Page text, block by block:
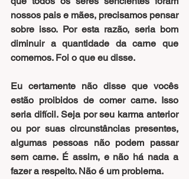
nossos pais e mães, precisamos pensar
sobre isso. Por esta razão, seria bom
diminuir a quantidade da carne que
comemos. Foi o que eu disse.
Eu certamente não disse que vocês
estão proibidos de comer carne. Isso
seria difícil. Seja por seu karma anterior
ou por suas circunstâncias presentes,
algumas pessoas não podem passar
sem carne. É assim, e não há nada a
fazer a respeito. Não é um problema.